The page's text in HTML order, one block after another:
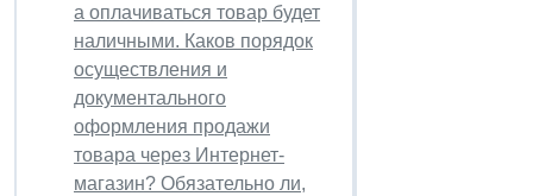
а оплачиваться товар будет
наличными. Каков порядок
осуществления и
документального
оформления продажи
товара через Интернет-
магазин? Обязательно ли,